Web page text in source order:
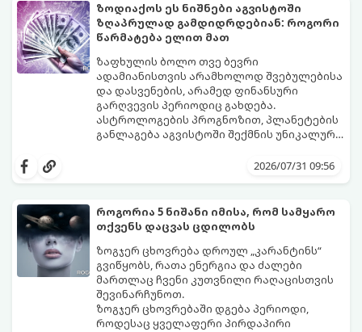
ზოდიაქოს ეს ნიშნები აგვისტოში
ზღაპრულად გამდიდრდებიან: როგორი
წარმატება ელით მათ
ზაფხულის ბოლო თვე ბევრი
ადამიანისთვის არამხოლოდ შვებულებისა
და დასვენების, არამედ ფინანსური
გარღვევის პერიოდიც გახდება.
ასტროლოგების პროგნოზით, პლანეტების
განლაგება აგვისტოში შექმნის უნიკალურ
ზოდიაქოს 4 ნიშანს ფინანსური წარმატების
შორის, ვისაც აგვისტოში ფინანსური
2026/07/31 09:56
როგორია 5 ნიშანი იმისა, რომ სამყარო
თქვენს დაცვას ცდილობს
ზოგჯერ ცხოვრება დროულ „კარანტინს“
გვიწყობს, რათა ენერგია და ძალები
მართლაც ჩვენი კუთვნილი რაღაცისთვის
შევინარჩუნოთ.
ზოგჯერ ცხოვრებაში დგება პერიოდი,
როდესაც ყველაფერი პირდაპირი